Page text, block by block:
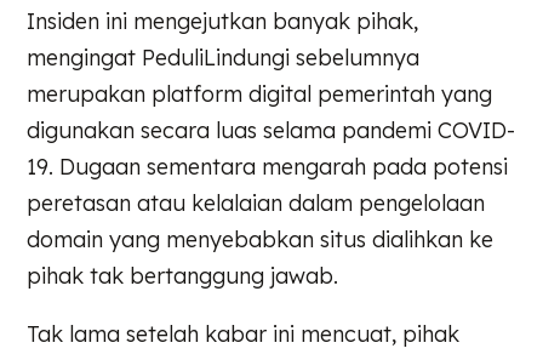
Insiden ini mengejutkan banyak pihak,
mengingat PeduliLindungi sebelumnya
merupakan platform digital pemerintah yang
digunakan secara luas selama pandemi COVID-
19. Dugaan sementara mengarah pada potensi
peretasan atau kelalaian dalam pengelolaan
domain yang menyebabkan situs dialihkan ke
pihak tak bertanggung jawab.
Tak lama setelah kabar ini mencuat, pihak